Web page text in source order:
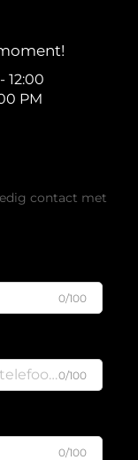
12:00
PM
contact met
0/100
0/100
0/100